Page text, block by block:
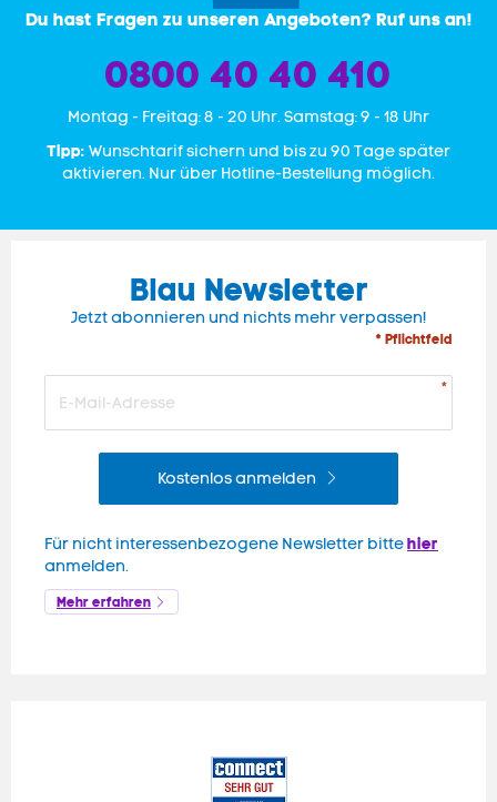
Du hast Fragen zu unseren Angeboten? Ruf uns an!
0800 40 40 410
Mon­tag - Freitag: 8 - 20 Uhr. Samstag: 9 - 18 Uhr
Tipp: Wunschtarif sichern und bis zu 90 Tage später
aktivieren. Nur über Hotline-Bestellung möglich.
Blau Newsletter
Jetzt abonnieren und nichts mehr verpassen!
* Pflichtfeld
Kostenlos anmelden
Für nicht interessenbezogene Newsletter bittehier
anmelden.
Mehr erfahren